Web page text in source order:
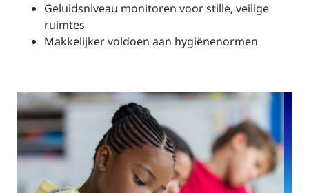
Geluidsniveau monitoren voor stille, veilige
ruimtes
Makkelijker voldoen aan hygiënenormen